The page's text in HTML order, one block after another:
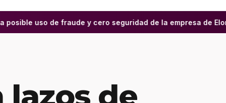
uso de fraude y cero seguridad de la empresa de Elon